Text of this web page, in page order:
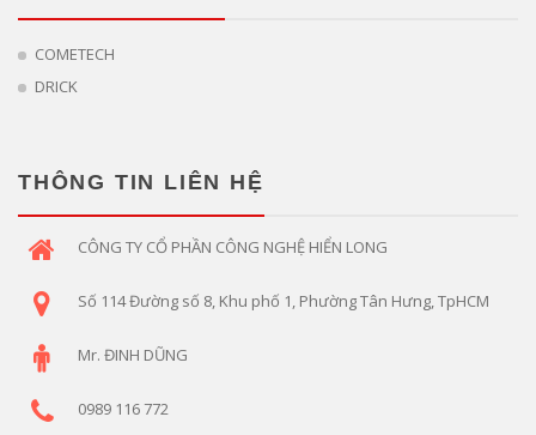
COMETECH
DRICK
THÔNG TIN LIÊN HỆ
CÔNG TY CỔ PHẦN CÔNG NGHỆ HIỂN LONG
Số 114 Đường số 8, Khu phố 1, Phường Tân Hưng, TpHCM
Mr. ĐINH DŨNG
0989 116 772